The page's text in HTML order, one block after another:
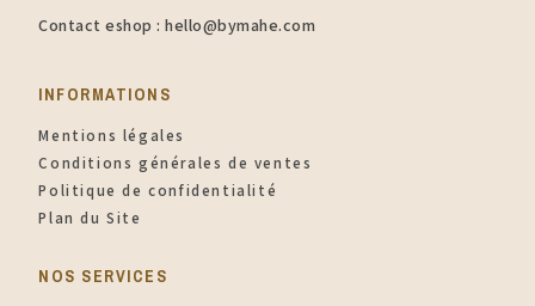
Contact eshop : hello@bymahe.com
INFORMATIONS​
Mentions légales
Conditions générales de ventes
Politique de confidentialité
Plan du Site
NOS SERVICES